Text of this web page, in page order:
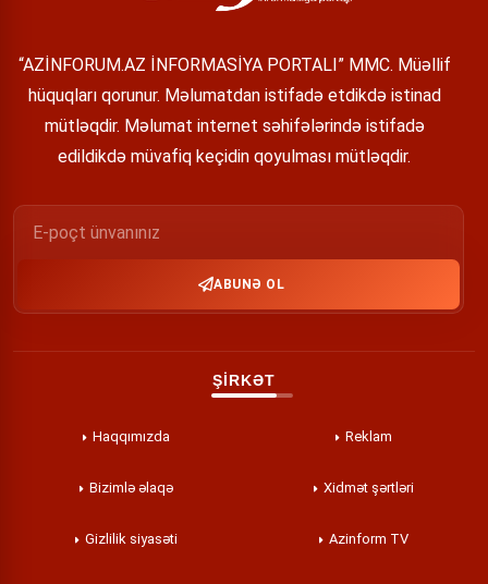
“AZİNFORUM.AZ İNFORMASİYA PORTALI” MMC. Müəllif
hüquqları qorunur. Məlumatdan istifadə etdikdə istinad
mütləqdir. Məlumat internet səhifələrində istifadə
edildikdə müvafiq keçidin qoyulması mütləqdir.
ABUNƏ OL
ŞİRKƏT
Haqqımızda Reklam
Bizimlə əlaqə Xidmət şərtləri
Gizlilik siyasəti Azinform TV